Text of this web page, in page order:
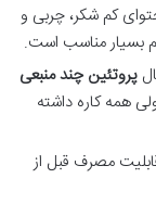
کم شکر، چربی و
بسیار مناسب است.
پروتئین چند منبعی
همه کاره داشته
مصرف قبل از